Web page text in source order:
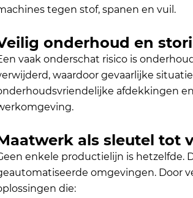
tegen stof, spanen en vuil.
onderhoud en
vaak onderschat risico is
waardoor gevaarlijke
afdekkingen
als sleutel tot
enkele productielijn is hetzelfde.
omgevingen. Door
die: